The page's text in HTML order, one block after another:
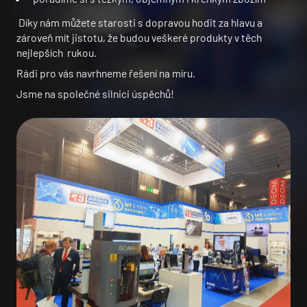
Úvod
Služby
O společnosti
Kariéra
Kontakty
Díky nám můžete starosti s dopravou hodit za hlavu a
zároveň mít jistotu, že budou veškeré produkty v těch
nejlepších rukou.
Rádi pro vás navrhneme řešení na míru.
Jsme na společné silnici úspěchů!